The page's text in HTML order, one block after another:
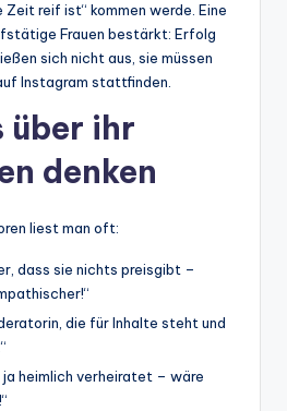
Zeit reif ist“ kommen werde. Eine
Frauen bestärkt: Erfolg
sich nicht aus, sie müssen
Instagram stattfinden.
über ihr
denken
liest man oft:
dass sie nichts preisgibt –
die für Inhalte steht und
ja heimlich verheiratet – wäre